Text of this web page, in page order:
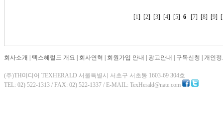
[1] [2] [3] [4] [5]6 [7] [8] [9] [
회사소개 텍스헤럴드 개요 회사연혁 회원가입 안내 광고안내 구독신청 개인
(주)TH미디어 TEXHERALD 서울특별시 서초구 서초동 1603-69 304호
TEL: 02) 522-1313 / FAX: 02) 522-1337 / E-MAIL: TexHerald@nate.com